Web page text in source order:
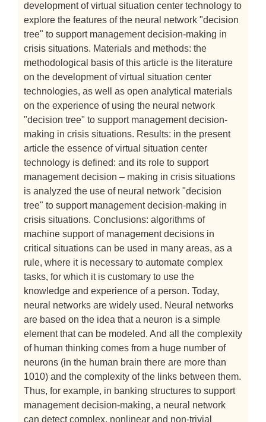
development of virtual situation center technology to
explore the features of the neural network "decision
tree" to support management decision-making in
crisis situations. Materials and methods: the
methodological basis of this article is the literature
on the development of virtual situation center
technologies, as well as open analytical materials
on the experience of using the neural network
"decision tree" to support management decision-
making in crisis situations. Results: in the present
article the essence of virtual situation center
technology is defined: and its role to support
management decision – making in crisis situations
is analyzed the use of neural network "decision
tree" to support management decision-making in
crisis situations. Conclusions: algorithms of
machine support of management decisions in
critical situations can be used in many areas, as a
rule, where it is necessary to automate complex
tasks, for which it is customary to use the
knowledge and experience of a person. Today,
neural networks are widely used. Neural networks
are based on the idea that a neuron is a simple
element that can be modeled. And all the complexity
of human thinking comes from a huge number of
neurons (in the human brain there are more than
1010) and the complexity of the links between them.
Thus, for example, in banking structures to support
management decision-making, a neural network
can detect complex, nonlinear and non-trivial